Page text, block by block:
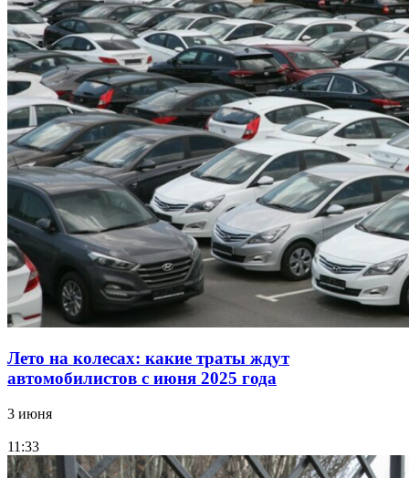
Лето на колесах: какие траты ждут
автомобилистов с июня 2025 года
3 июня
11:33